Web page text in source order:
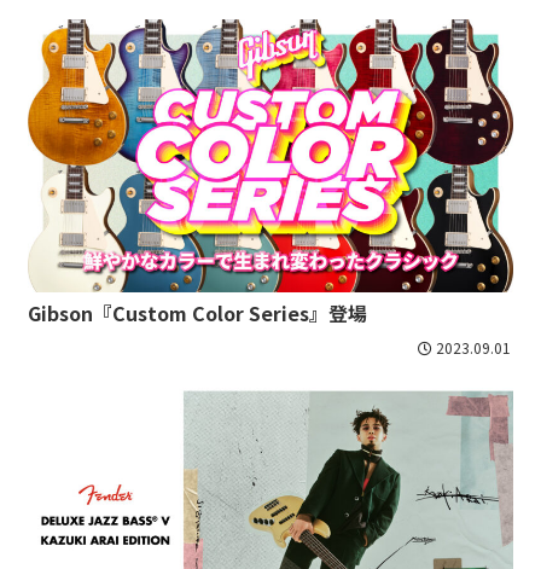
Gibson『Custom Color Series』登場
2023.09.01